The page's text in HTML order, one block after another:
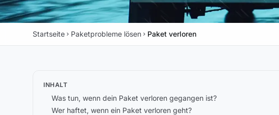
Startseite chevron_right Paketprobleme lösen chevron_right Paket verloren
INHALT
Was tun, wenn dein Paket verloren gegangen ist?
Wer haftet, wenn ein Paket verloren geht?